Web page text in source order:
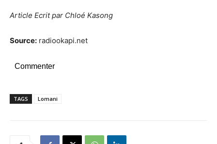
Article Ecrit par Chloé Kasong
Source: radiookapi.net
Commenter
TAGS Lomani